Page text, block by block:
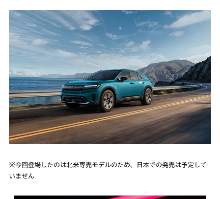
※今回登場したのは北米専売モデルのため、日本での発売は予定して
いません